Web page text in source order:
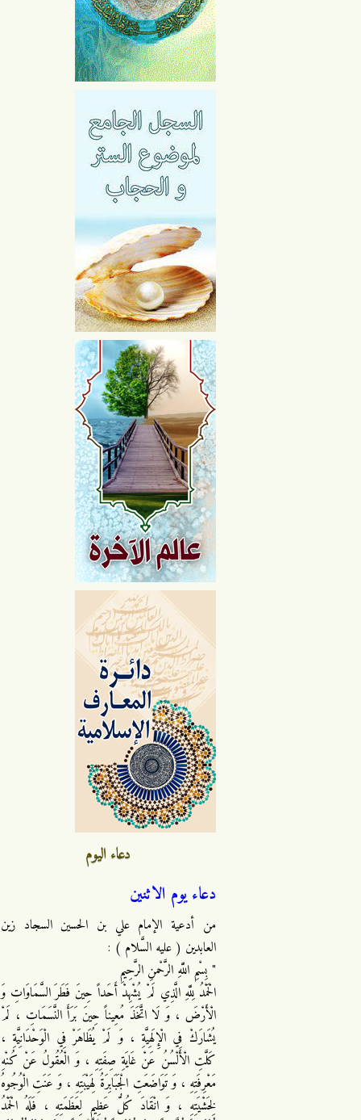
دعاء اليوم
دعاء يوم الاثنين
من أدعية الإمام علي بن الحسين السجاد زين
العابدين ( عليه السَّلام ) :
" بِسْمِ اللَّهِ الرَّحْمنِ الرَّحِيمِ
الْحَمْدُ لِلَّهِ الَّذِي لَمْ يُشْهِدْ أَحَداً حِينَ فَطَرَ السَّمَاوَاتِ وَ
الْأَرْضَ ، وَ لَا اتَّخَذَ مُعِيناً حِينَ بَرَأَ النَّسَمَاتِ ، لَمْ
يُشَارَكْ فِي الْإِلَهِيَّةِ ، وَ لَمْ يُظَاهَرْ فِي الْوَحْدَانِيَّةِ ،
كَلَّتِ الْأَلْسُنُ عَنْ غَايَةِ صِفَتِهِ ، وَ الْعُقُولُ عَنْ كُنْهِ
مَعْرِفَتِهِ ، وَ تَوَاضَعَتِ الْجَبَابِرَةُ لِهَيْبَتِهِ ، وَ عَنَتِ الْوُجُوهُ
لِخَشْيَتِهِ ، وَ انْقَادَ كُلُّ عَظِيمٍ لِعَظَمَتِهِ ، فَلَهُ الْحَمْدُ